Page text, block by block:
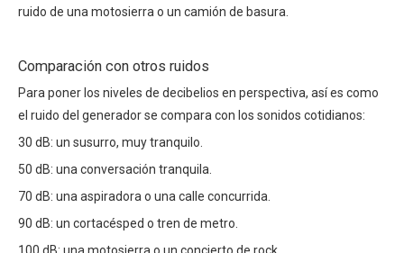
ruido de una motosierra o un camión de basura.
Comparación con otros ruidos
Para poner los niveles de decibelios en perspectiva, así es como
el ruido del generador se compara con los sonidos cotidianos:
30 dB: un susurro, muy tranquilo.
50 dB: una conversación tranquila.
70 dB: una aspiradora o una calle concurrida.
90 dB: un cortacésped o tren de metro.